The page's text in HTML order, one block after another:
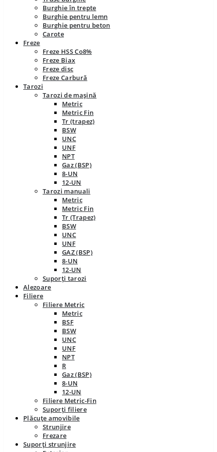
Burghie în trepte
Burghie pentru lemn
Burghie pentru beton
Carote
Freze
Freze HSS Co8%
Freze Biax
Freze disc
Freze Carbură
Tarozi
Tarozi de mașină
Metric
Metric Fin
Tr (trapez)
BSW
UNC
UNF
NPT
Gaz (BSP)
8-UN
12-UN
Tarozi manuali
Metric
Metric Fin
Tr (Trapez)
BSW
UNC
UNF
GAZ (BSP)
8-UN
12-UN
Suporți tarozi
Alezoare
Filiere
Filiere Metric
Metric
BSF
BSW
UNC
UNF
NPT
R
Gaz (BSP)
8-UN
12-UN
Filiere Metric-Fin
Suporți filiere
Plăcuțe amovibile
Strunjire
Frezare
Suporți strunjire